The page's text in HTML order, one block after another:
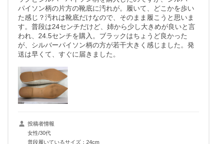
パイソン柄の片方の靴底に汚れが。履いて、どこかを歩い
た感じ？汚れは靴底だけなので、そのまま履こうと思いま
す。普段は24センチだけど、姉から少し大きめが良いと言
われ、24.5センチを購入。ブラックはちょうど良かった
が、シルバーパイソン柄の方が若干大きく感じました。発
送は早くて、すぐに届きました。
投稿者情報
女性/30代
普段履いているサイズ：24cm